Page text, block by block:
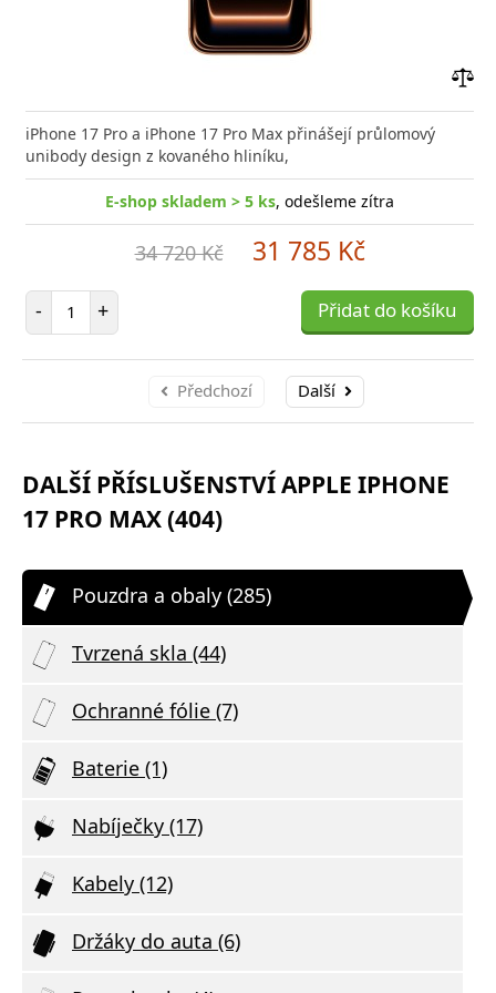
iPhone 17 Pro a iPhone 17 Pro Max přinášejí průlomový
unibody design z kovaného hliníku,
E-shop skladem > 5 ks, odešleme zítra
34 720 Kč 31 785 Kč
- Počet položek
+ Přidat do košíku
Předchozí Další
DALŠÍ PŘÍSLUŠENSTVÍ APPLE IPHONE
17 PRO MAX (404)
Pouzdra a obaly (285)
Tvrzená skla (44)
Ochranné fólie (7)
Baterie (1)
Nabíječky (17)
Kabely (12)
Držáky do auta (6)